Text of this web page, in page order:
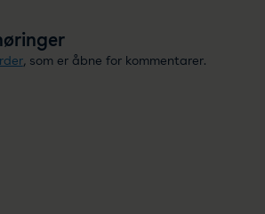
, som er åbne for kommentarer.